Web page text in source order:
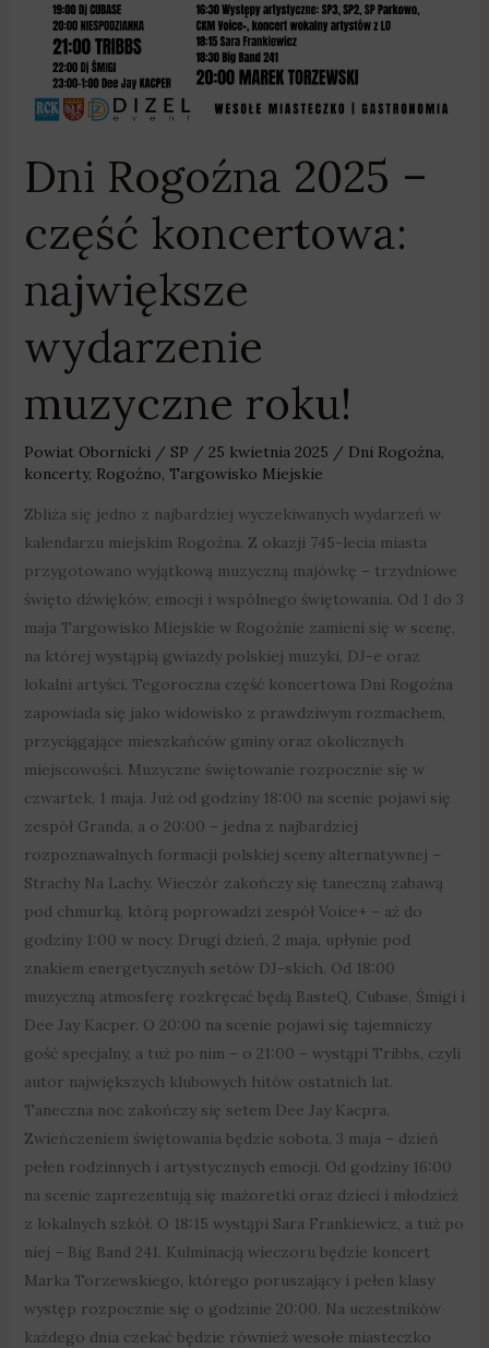
Dni Rogoźna 2025 –
część koncertowa:
największe
wydarzenie
muzyczne roku!
Powiat Obornicki / SP / 25 kwietnia 2025 / Dni Rogoźna
koncerty, Rogoźno Targowisko Miejskie
Zbliża się jedno z najbardziej wyczekiwanych wydarzeń w
kalendarzu miejskim Rogoźna. Z okazji 745-lecia miasta
przygotowano wyjątkową muzyczną majówkę – trzydniowe
święto dźwięków, emocji i wspólnego świętowania. Od 1 do 3
maja Targowisko Miejskie w Rogoźnie zamieni się w scenę,
na której wystąpią gwiazdy polskiej muzyki, DJ-e oraz
lokalni artyści. Tegoroczna część koncertowa Dni Rogoźna
zapowiada się jako widowisko z prawdziwym rozmachem,
przyciągające mieszkańców gminy oraz okolicznych
miejscowości. Muzyczne świętowanie rozpocznie się w
czwartek, 1 maja. Już od godziny 18:00 na scenie pojawi się
zespół Granda, a o 20:00 – jedna z najbardziej
rozpoznawalnych formacji polskiej sceny alternatywnej –
Strachy Na Lachy. Wieczór zakończy się taneczną zabawą
pod chmurką, którą poprowadzi zespół Voice+ – aż do
godziny 1:00 w nocy. Drugi dzień, 2 maja, upłynie pod
znakiem energetycznych setów DJ-skich. Od 18:00
muzyczną atmosferę rozkręcać będą BasteQ, Cubase, Śmigi i
Dee Jay Kacper. O 20:00 na scenie pojawi się tajemniczy
gość specjalny, a tuż po nim – o 21:00 – wystąpi Tribbs, czyli
autor największych klubowych hitów ostatnich lat.
Taneczna noc zakończy się setem Dee Jay Kacpra.
Zwieńczeniem świętowania będzie sobota, 3 maja – dzień
pełen rodzinnych i artystycznych emocji. Od godziny 16:00
na scenie zaprezentują się mażoretki oraz dzieci i młodzież
z lokalnych szkół. O 18:15 wystąpi Sara Frankiewicz, a tuż po
niej – Big Band 241. Kulminacją wieczoru będzie koncert
Marka Torzewskiego, którego poruszający i pełen klasy
występ rozpocznie się o godzinie 20:00. Na uczestników
każdego dnia czekać będzie również wesołe miasteczko